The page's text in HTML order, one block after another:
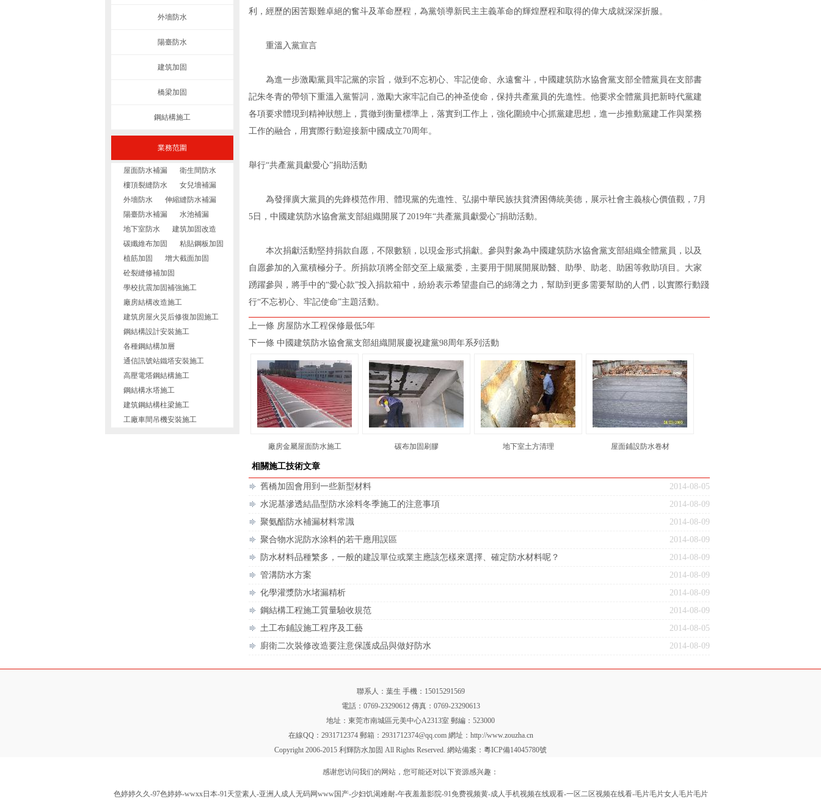
外墻防水
陽臺防水
建筑加固
橋梁加固
鋼結構施工
業務范圍
屋面防水補漏
衛生間防水
樓頂裂縫防水
女兒墻補漏
外墻防水
伸縮縫防水補漏
陽臺防水補漏
水池補漏
地下室防水
建筑加固改造
碳纖維布加固
粘貼鋼板加固
植筋加固
增大截面加固
砼裂縫修補加固
學校抗震加固補強施工
廠房結構改造施工
建筑房屋火災后修復加固施工
鋼結構設計安裝施工
各種鋼結構加層
通信訊號站鐵塔安裝施工
高壓電塔鋼結構施工
鋼結構水塔施工
建筑鋼結構柱梁施工
工廠車間吊機安裝施工
利，經歷的困苦艱難卓絕的奮斗及革命歷程，為黨領導新民主主義革命的輝煌歷程和取得的偉大成就深深折服。
重溫入黨宣言
為進一步激勵黨員牢記黨的宗旨，做到不忘初心、牢記使命、永遠奮斗，中國建筑防水協會黨支部全體黨員在支部書
記朱冬青的帶領下重溫入黨誓詞，激勵大家牢記自己的神圣使命，保持共產黨員的先進性。他要求全體黨員把新時代黨建
各項要求體現到精神狀態上，貫徹到衡量標準上，落實到工作上，強化圍繞中心抓黨建思想，進一步推動黨建工作與業務
工作的融合，用實際行動迎接新中國成立70周年。
舉行“共產黨員獻愛心”捐助活動
為發揮廣大黨員的先鋒模范作用、體現黨的先進性、弘揚中華民族扶貧濟困傳統美德，展示社會主義核心價值觀，7月
5日，中國建筑防水協會黨支部組織開展了2019年“共產黨員獻愛心”捐助活動。
本次捐獻活動堅持捐款自愿，不限數額，以現金形式捐獻。參與對象為中國建筑防水協會黨支部組織全體黨員，以及
自愿參加的入黨積極分子。所捐款項將全部交至上級黨委，主要用于開展開展助醫、助學、助老、助困等救助項目。大家
踴躍參與，將手中的“愛心款”投入捐款箱中，紛紛表示希望盡自己的綿薄之力，幫助到更多需要幫助的人們，以實際行動踐
行“不忘初心、牢記使命”主題活動。
上一條 房屋防水工程保修最低5年
下一條 中國建筑防水協會黨支部組織開展慶祝建黨98周年系列活動
廠房金屬屋面防水施工 碳布加固刷膠 地下室土方清理 屋面鋪設防水卷材
相關施工技術文章
2014-08-05
舊橋加固會用到一些新型材料
2014-08-09
水泥基滲透結晶型防水涂料冬季施工的注意事項
2014-08-09
聚氨酯防水補漏材料常識
2014-08-09
聚合物水泥防水涂料的若干應用誤區
2014-08-09
防水材料品種繁多，一般的建設單位或業主應該怎樣來選擇、確定防水材料呢？
2014-08-09
管溝防水方案
2014-08-09
化學灌漿防水堵漏精析
2014-08-09
鋼結構工程施工質量驗收規范
2014-08-05
土工布鋪設施工程序及工藝
2014-08-09
廚衛二次裝修改造要注意保護成品與做好防水
聯系人：葉生 手機：15015291569
電話：0769-23290612 傳真：0769-23290613
地址：東莞市南城區元美中心A2313室 郵編：523000
在線QQ：2931712374 郵箱：2931712374@qq.com 網址： http://www.zouzha.cn
Copyright 2006-2015 利輝防水加固 All Rights Reserved. 網站備案： 粵ICP備14045780號
感谢您访问我们的网站，您可能还对以下资源感兴趣：
色婷婷久久-97色婷婷-wwxx日本-91天堂素人-亚洲人成人无码网www国产-少妇饥渴难耐-午夜羞羞影院-91免费视频黄-成人手机视频在线观看-一区二区视频在线看-毛片毛片女人毛片毛片